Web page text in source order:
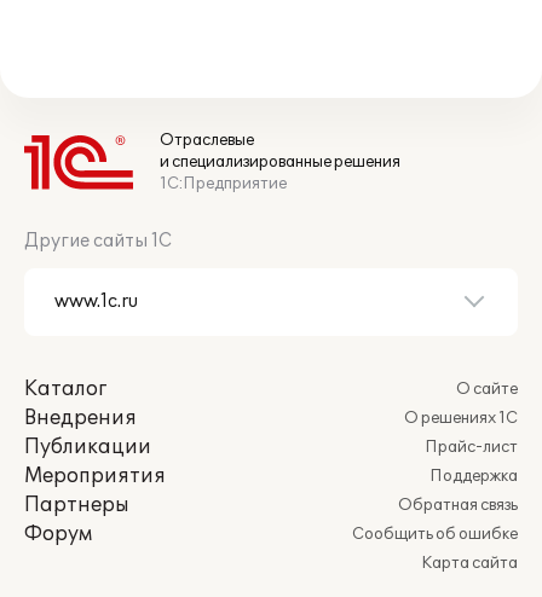
Отраслевые
и специализированные решения
1С:Предприятие
Другие сайты 1С
Каталог
Внедрения
Публикации
Мероприятия
Партнеры
Форум
О сайте
О решениях 1С
Прайс-лист
Поддержка
Обратная связь
Сообщить об ошибке
Карта сайта